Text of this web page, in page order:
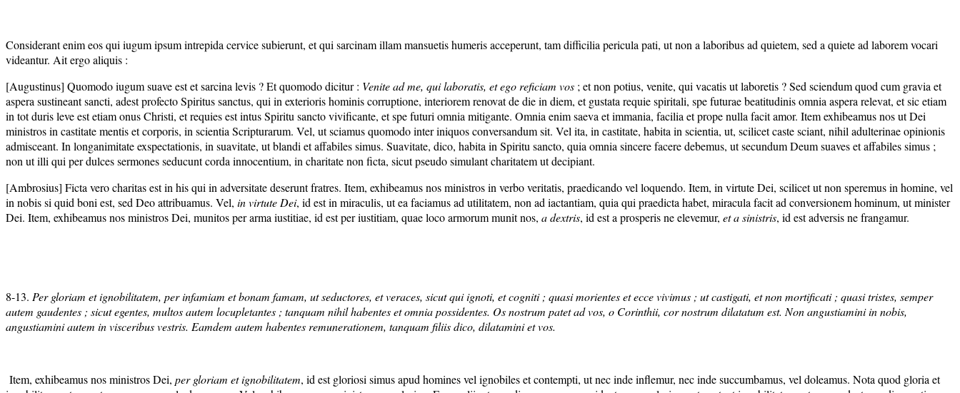
Considerant enim eos qui iugum ipsum intrepida cervice subierunt, et qui sarcinam illam mansuetis humeris acceperunt, tam difficilia pericula pati, ut non a laboribus ad quietem, sed a quiete ad laborem vocari
videantur. Ait ergo aliquis :
[Augustinus] Quomodo iugum suave est et sarcina levis ? Et quomodo dicitur : Venite ad me, qui laboratis, et ego reficiam vos ; et non potius, venite, qui vacatis ut laboretis ? Sed sciendum quod cum gravia et
aspera sustineant sancti, adest profecto Spiritus sanctus, qui in exterioris hominis corruptione, interiorem renovat de die in diem, et gustata requie spiritali, spe futurae beatitudinis omnia aspera relevat, et sic etiam
in tot duris leve est etiam onus Christi, et requies est intus Spiritu sancto vivificante, et spe futuri omnia mitigante. Omnia enim saeva et immania, facilia et prope nulla facit amor. Item exhibeamus nos ut Dei
ministros in castitate mentis et corporis, in scientia Scripturarum. Vel, ut sciamus quomodo inter iniquos conversandum sit. Vel ita, in castitate, habita in scientia, ut, scilicet caste sciant, nihil adulterinae opinionis
admisceant. In longanimitate exspectationis, in suavitate, ut blandi et affabiles simus. Suavitate, dico, habita in Spiritu sancto, quia omnia sincere facere debemus, ut secundum Deum suaves et affabiles simus ;
non ut illi qui per dulces sermones seducunt corda innocentium, in charitate non ficta, sicut pseudo simulant charitatem ut decipiant.
[Ambrosius] Ficta vero charitas est in his qui in adversitate deserunt fratres. Item, exhibeamus nos ministros in verbo veritatis, praedicando vel loquendo. Item, in virtute Dei, scilicet ut non speremus in homine, vel
in nobis si quid boni est, sed Deo attribuamus. Vel, in virtute Dei, id est in miraculis, ut ea faciamus ad utilitatem, non ad iactantiam, quia qui praedicta habet, miracula facit ad conversionem hominum, ut minister
Dei. Item, exhibeamus nos ministros Dei, munitos per arma iustitiae, id est per iustitiam, quae loco armorum munit nos, a dextris, id est a prosperis ne elevemur, et a sinistris, id est adversis ne frangamur.
8-13. Per gloriam et ignobilitatem, per infamiam et bonam famam, ut seductores, et veraces, sicut qui ignoti, et cogniti ; quasi morientes et ecce vivimus ; ut castigati, et non mortificati ; quasi tristes, semper
autem gaudentes ; sicut egentes, multos autem locupletantes ; tanquam nihil habentes et omnia possidentes. Os nostrum patet ad vos, o Corinthii, cor nostrum dilatatum est. Non angustiamini in nobis,
angustiamini autem in visceribus vestris. Eamdem autem habentes remunerationem, tanquam filiis dico, dilatamini et vos.
Item, exhibeamus nos ministros Dei, per gloriam et ignobilitatem, id est gloriosi simus apud homines vel ignobiles et contempti, ut nec inde inflemur, nec inde succumbamus, vel doleamus. Nota quod gloria et